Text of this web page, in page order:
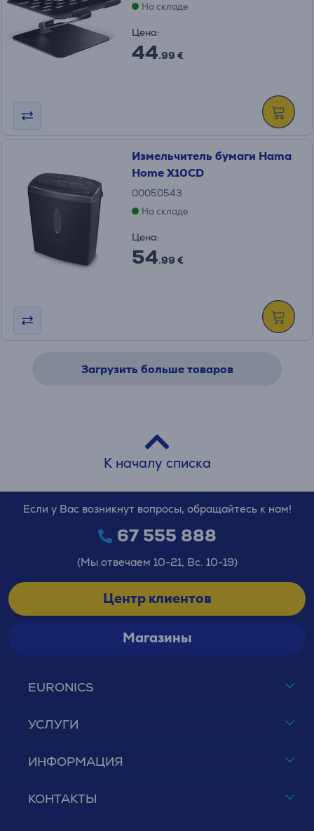
На складе
Цена:
44.99 €
Измельчитель бумаги Hama
Home X10CD
00050543
На складе
Цена:
54.99 €
Загрузить больше товаров
К началу списка
EURONICS
УСЛУГИ
ИНФОРМАЦИЯ
КОНТАКТЫ
Если у Вас возникнут вопросы, обращайтесь к нам!
67 555 888
(Мы отвечаем 10-21, Вс. 10-19)
Центр клиентов
Магазины